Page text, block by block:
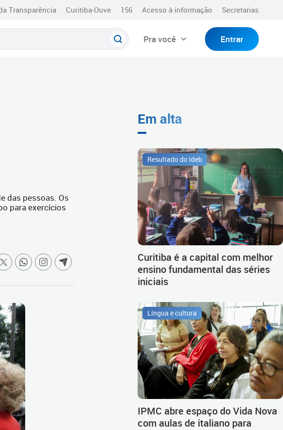
Transparência Curitiba-Ouve 156 Acesso à informação Secretarias
Pra você Entrar
das pessoas. Os
para exercícios
Em alta
Resultado do Ideb
Curitiba é a capital com melhor
ensino fundamental das séries
iniciais
Língua e cultura
IPMC abre espaço do Vida Nova
com aulas de italiano para